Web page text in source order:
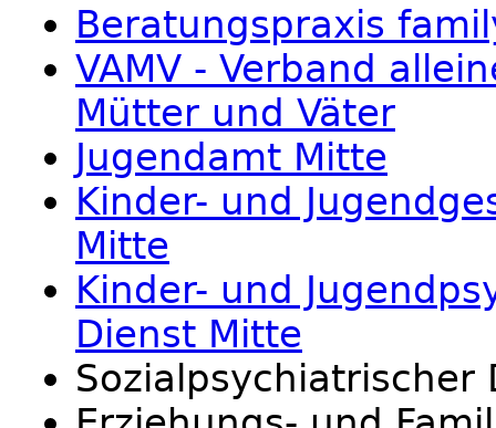
Beratungspraxis
VAMV - Verband
Mütter und Väter
Jugendamt Mitte
Kinder- und
Mitte
Kinder- und
Dienst Mitte
Sozialpsychiatrischer